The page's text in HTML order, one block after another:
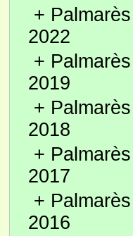
+ Palmarès
2022
+ Palmarès
2019
+ Palmarès
2018
+ Palmarès
2017
+ Palmarès
2016